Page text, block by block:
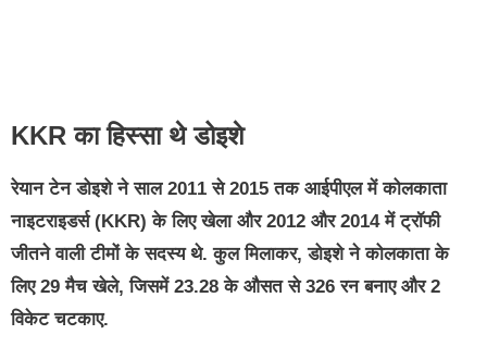
KKR का हिस्सा थे डोइशे
रेयान टेन डोइशे ने साल 2011 से 2015 तक आईपीएल में कोलकाता
नाइटराइडर्स (KKR) के लिए खेला और 2012 और 2014 में ट्रॉफी
जीतने वाली टीमों के सदस्य थे. कुल मिलाकर, डोइशे ने कोलकाता के
लिए 29 मैच खेले, जिसमें 23.28 के औसत से 326 रन बनाए और 2
विकेट चटकाए.